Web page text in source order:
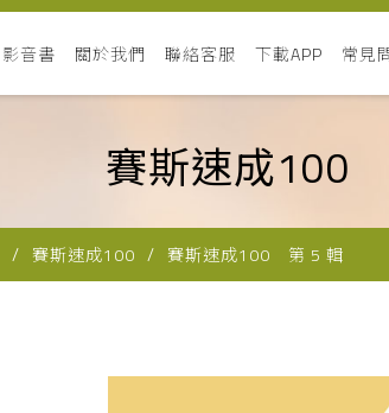
影音書 關於我們 聯絡客服 下載APP 常見
賽斯速成100
賽斯速成100 賽斯速成100 第 5 輯